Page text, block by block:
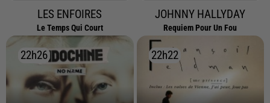
LES ENFOIRES
Le Temps Qui Court
JOHNNY HALLYDAY
Requiem Pour Un Fou
22h26
22h26 22h22
22h22